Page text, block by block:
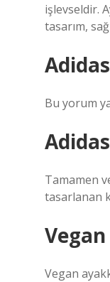
işlevseldir.
tasarım,
Bu yorum
Tamamen
tasarlanan
Vegan